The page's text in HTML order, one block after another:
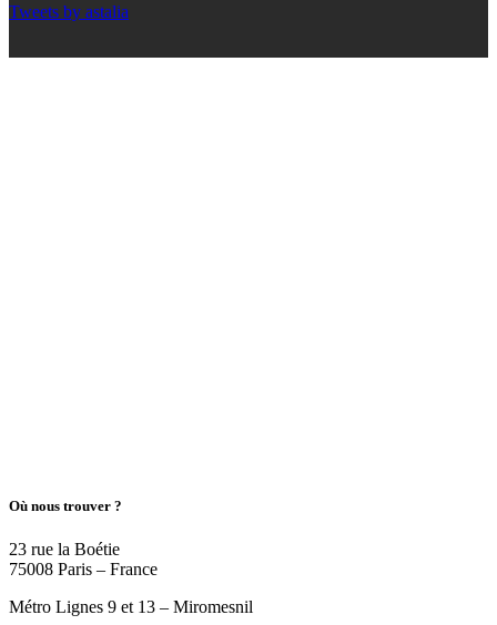
Tweets by astalia
Où nous trouver ?
23 rue la Boétie
75008 Paris – France
Métro Lignes 9 et 13 – Miromesnil